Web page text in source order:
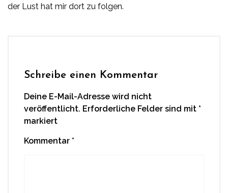
der Lust hat mir dort zu folgen.
Schreibe einen Kommentar
Deine E-Mail-Adresse wird nicht
veröffentlicht. Erforderliche Felder sind mit *
markiert
Kommentar *